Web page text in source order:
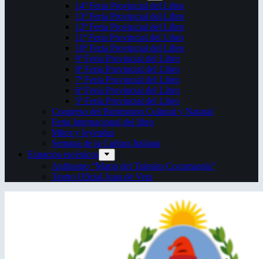
14ª Feria Provincial del Libro
13ª Feria Provincial del Libro
12ª Feria Provincial del Libro
11ª Feria Provincial del Libro
10ª Feria Provincial del Libro
9ª Feria Provincial del Libro
8ª Feria Provincial del Libro
7ª Feria Provincial del Libro
6ª Feria Provincial del Libro
5ª Feria Provincial del Libro
Congreso del Patrimonio Cultural y Natural
Feria Internacional del libro
Mitos y leyendas
Semana de la Cultura Italiana
Espacios escénicos
Anfiteatro “Mario del Tránsito Cocomarola”
Teatro Oficial Juan de Vera